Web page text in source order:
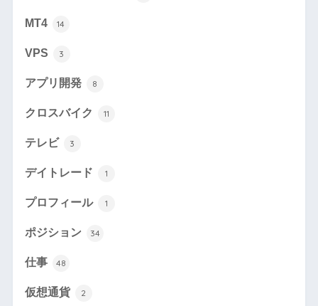
MT4 14
VPS 3
アプリ開発 8
クロスバイク 11
テレビ 3
デイトレード 1
プロフィール 1
ポジション 34
仕事 48
仮想通貨 2